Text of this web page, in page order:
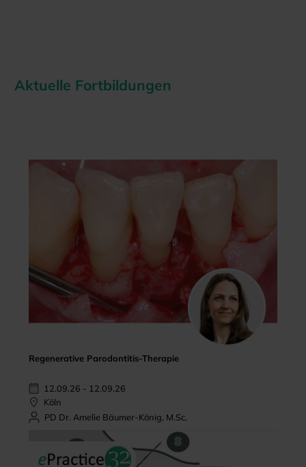
Aktuelle Fortbildungen
Regenerative Parodontitis-Therapie
12.09.26 - 12.09.26
Köln
PD Dr. Amelie Bäumer-König, M.Sc.